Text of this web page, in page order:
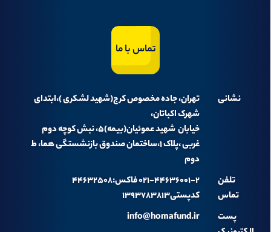
تماس با ما
نشانی
تهران، جاده مخصوص کرج(شهید لشکری )،ابتدای
شهرک اکباتان،
خیابان شهید عموئیان(بیمه)۵، نبش کوچه دوم
غربی ،پلاک ۱،ساختمان صندوق بازنشستگی هما، ط
دوم
تلفن
تماس
۰۲۱-۴۴۶۳۶۰۰۱-۲ فاکس:۴۴۶۳۲۵۰۸
کدپستی۱۳۹۳۷۸۳۸۱۳
پست
info@homafund.ir